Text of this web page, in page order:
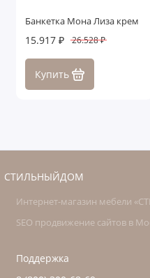
Банкетка Мона Лиза крем
15.917 ₽ 26.528 ₽
Купить
СТИЛЬНЫЙДОМ
Интернет-магазин мебели
SEO продвижение сайтов в
Поддержка